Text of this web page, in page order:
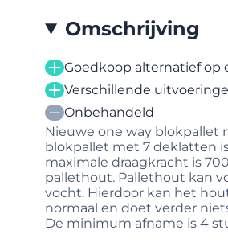
Omschrijving
Goedkoop alternatief op
Verschillende
Onbehandeld
Nieuwe one way blokpallet
blokpallet met 7 deklatten
maximale draagkracht is
pallethout. Pallethout kan
vocht. Hierdoor kan het
normaal en doet verder
De minimum afname is 4